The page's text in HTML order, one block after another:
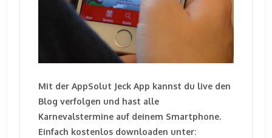
Mit der AppSolut Jeck App kannst du live den
Blog verfolgen und hast alle
Karnevalstermine auf deinem Smartphone.
Einfach kostenlos downloaden unter: